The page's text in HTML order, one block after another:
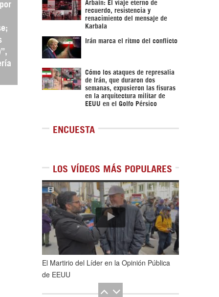
Arbaín: El viaje eterno de
recuerdo, resistencia y
renacimiento del mensaje de
Karbala
Irán marca el ritmo del conflicto
Cómo los ataques de represalia
de Irán, que duraron dos
semanas, expusieron las fisuras
en la arquitectura militar de
EEUU en el Golfo Pérsico
ENCUESTA
LOS VÍDEOS MÁS POPULARES
1de5
El Martirio del Líder en la Opinión Pública
de EEUU